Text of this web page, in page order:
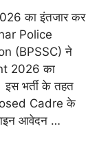
का इंतजार कर
Police
(BPSSC) ने
2026 का
इस भर्ती के तहत
Cadre के
आवेदन …